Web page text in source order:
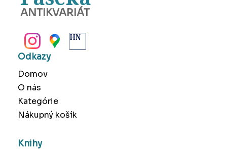
ANTIKVARIÁT
Odkazy
Domov
O nás
Kategórie
Nákupný košík
Knihy